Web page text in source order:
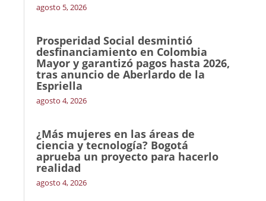
agosto 5, 2026
Prosperidad Social desmintió
desfinanciamiento en Colombia
Mayor y garantizó pagos hasta 2026,
tras anuncio de Aberlardo de la
Espriella
agosto 4, 2026
¿Más mujeres en las áreas de
ciencia y tecnología? Bogotá
aprueba un proyecto para hacerlo
realidad
agosto 4, 2026